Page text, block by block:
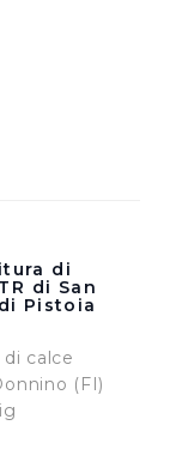
di
di San
Pistoia
calce
(FI)